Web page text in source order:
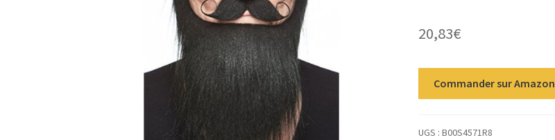
20,83€
Commander sur Amazon
UGS : B00S4571R8